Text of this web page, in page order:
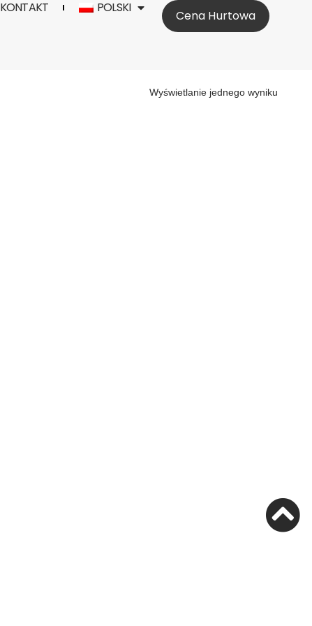
KONTAKT POLSKI
Cena Hurtowa
Wyświetlanie jednego wyniku